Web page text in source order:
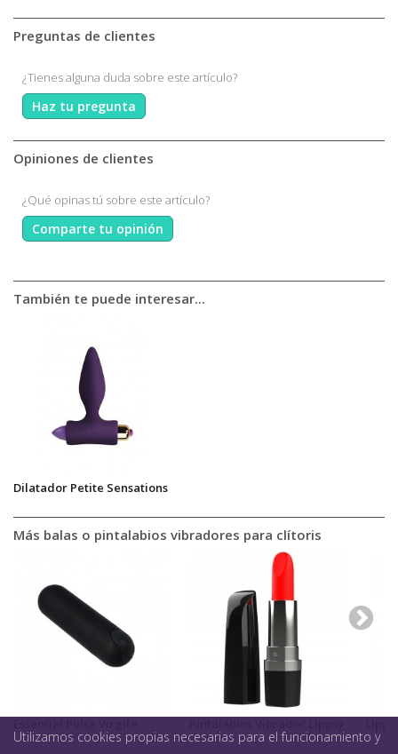
Preguntas de clientes
¿Tienes alguna duda sobre este artículo?
Haz tu pregunta
Opiniones de clientes
¿Qué opinas tú sobre este artículo?
Comparte tu opinión
También te puede interesar...
Dilatador Petite Sensations
Más balas o pintalabios vibradores para clítoris
Utilizamos cookies propias necesarias para el funcionamiento y